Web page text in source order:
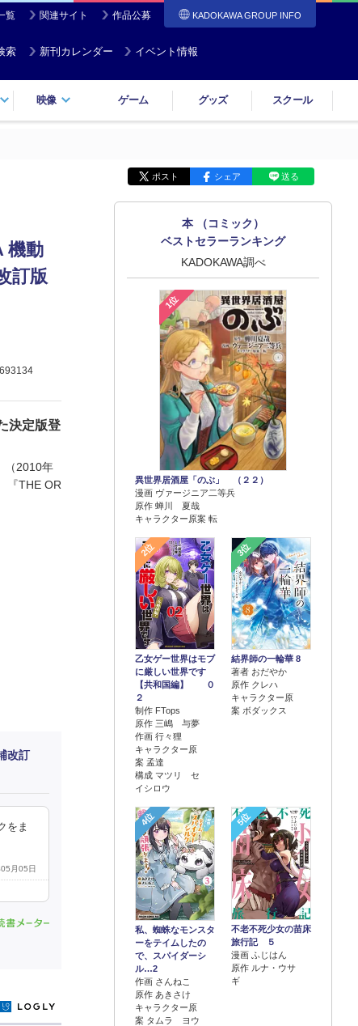
覧 関連サイト 作品公募 KADOKAWA GROUP INFO
索 新刊カレンダー イベント情報
映像 ゲーム グッズ スクール
ポスト シェア 送る
機動
訂版
決定版登
（2010年
『THE OR
改訂
をま
月05日
本 （コミック）
ベストセラーランキング
KADOKAWA調べ
1位
異世界居酒屋「のぶ」 （２２）
漫画 ヴァージニア二等兵
原作 蝉川 夏哉
キャラクター原案 転
2位
乙女ゲー世界はモブ
に厳しい世界です
【共和国編】 ０
２
制作 FTops
原作 三嶋 与夢
作画 行々狸
キャラクター原
案 孟達
構成 マツリ セ
イシロウ
3位
結界師の一輪華 8
著者 おだやか
原作 クレハ
キャラクター原
案 ボダックス
4位
私、蜘蛛なモンスタ
ーをテイムしたの
で、スパイダーシ
ル…2
作画 さんねこ
原作 あきさけ
キャラクター原
案 タムラ ヨウ
5位
不老不死少女の苗床
旅行記 ５
漫画 ふじはん
原作 ルナ・ウサ
ギ